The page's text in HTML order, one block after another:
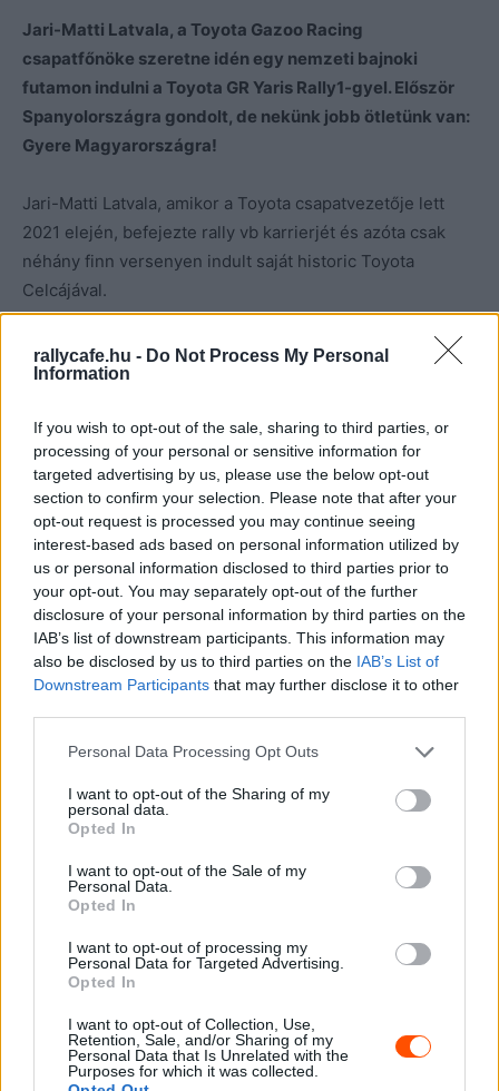
rallycafe.hu - Do Not Process My Personal
Information
If you wish to opt-out of the sale, sharing to third parties, or
processing of your personal or sensitive information for
targeted advertising by us, please use the below opt-out
section to confirm your selection. Please note that after your
opt-out request is processed you may continue seeing
interest-based ads based on personal information utilized by
us or personal information disclosed to third parties prior to
your opt-out. You may separately opt-out of the further
disclosure of your personal information by third parties on the
IAB’s list of downstream participants. This information may
also be disclosed by us to third parties on the IAB’s List of
Downstream Participants that may further disclose it to other
Please note that this website/app uses one or more Google
not limited to your visit or usage behaviour. You may click to
grant or deny consent to Google and its third-party tags to
use your data for below specified purposes in below Google
consent section.
Personal Data Processing Opt Outs
I want to opt-out of the Sharing of my
personal data.
Opted In
I want to opt-out of the Sale of my
Personal Data.
Opted In
I want to opt-out of processing my
Personal Data for Targeted Advertising.
Opted In
I want to opt-out of Collection, Use,
Retention, Sale, and/or Sharing of my
Personal Data that Is Unrelated with the
Purposes for which it was collected.
Jari-Matti Latvala, a Toyota Gazoo Racing
csapatfőnöke szeretne idén egy nemzeti bajnoki
futamon indulni a Toyota GR Yaris Rally1-gyel. Először
Spanyolországra gondolt, de nekünk jobb ötletünk van:
Gyere Magyarországra!
Jari-Matti Latvala, amikor a Toyota csapatvezetője lett
2021 elején, befejezte rally vb karrierjét és azóta csak
néhány finn versenyen indult saját historic Toyota
Celcájával.
A18-szoros WRC futamgyőztes a Rally1-es Toyotát is
kipróbálta egy japán promóciós rendezvényen, idén
„Valahol szeretnék egy versenyen indulni a Rally1-es
autóval –mondta Latvala a Dirtfishnek. – Azt még nem
tudom, hogy hol és mikor. Azt nem hiszem, hogy vb
címért tudnék csatázni, már annak is örülnék, ha egy
nemzeti versenyen vezethetnék.
Természetesen Finnország kézen fekvő lenne, de ezek
az autók nagyon jól vezethetők lennének például egy
spanyol aszfaltos versenyen is. De nem a vb futamra
gondoltam, hanem egy nemzeti versenyre, ahol
megérteném jobban a hibrid autók működését.
Japánban már megtapasztaltam, hogy mit jelent a hibrid
rendszer nyújtotta plusz erő. Nagyon élvezetes, és
főként aszfalton lehet érezni, mert murván jobban kapar
az autó, és kicsit alulkormányozott is. Ugyanakkor ez
azonban a csapatvezetés az elsődleges, és hogy minden
jól működjön, ezért egy ilyen versenyen való indulás csak
év vége felé lesz megoldható.”
Jari-Matti Latvala édesapja, Jari Latvala már versenyzett a